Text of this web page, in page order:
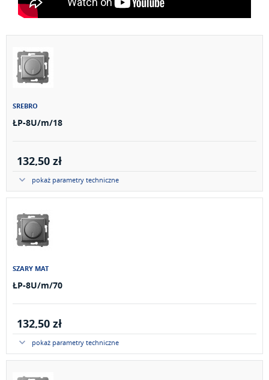
SREBRO
ŁP-8U/m/18
132,50 zł
pokaż parametry techniczne
SZARY MAT
ŁP-8U/m/70
132,50 zł
pokaż parametry techniczne